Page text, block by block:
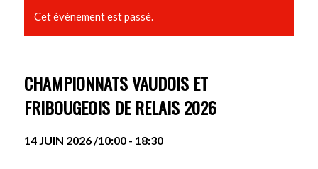
Cet évènement est passé.
CHAMPIONNATS VAUDOIS ET
FRIBOUGEOIS DE RELAIS 2026
14 JUIN 2026 /10:00- 18:30